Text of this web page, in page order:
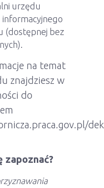
urzędu
(dostępnej bez
na temat
znajdziesz w
do
zapoznać?